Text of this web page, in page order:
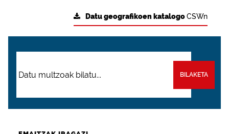
Datu geografikoen katalogoCSWn
BILAKETA